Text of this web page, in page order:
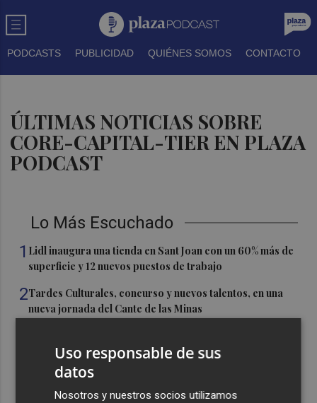
PODCASTS PUBLICIDAD QUIÉNES SOMOS CONTACTO
ÚLTIMAS NOTICIAS SOBRE
CORE-CAPITAL-TIER EN PLAZA
PODCAST
Lo Más Escuchado
1 Lidl inaugura una tienda en Sant Joan con un 60% más de
superficie y 12 nuevos puestos de trabajo
2Tardes Culturales, concurso y nuevos talentos, en una
nueva jornada del Cante de las Minas
Naranja consecutivo 15 años después
Hispasat (Indra) se hace con el contrato principal del
proyecto espacial IRIS2 por más de 1.600 millones
Uso responsable de sus
datos
Nosotros y nuestros socios utilizamos